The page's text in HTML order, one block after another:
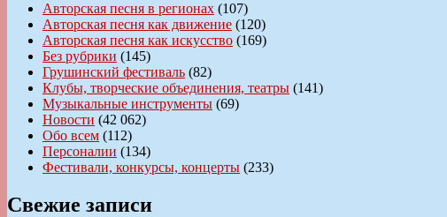
Авторская песня в регионах (107)
Авторская песня как движение (120)
Авторская песня как искусство (169)
Без рубрики (145)
Грушинский фестиваль (82)
Клубы, творческие объединения, театры (141)
Музыкальные инструменты (69)
Новости (42 062)
Обо всем (112)
Персоналии (134)
Фестивали, конкурсы, концерты (233)
Свежие записи